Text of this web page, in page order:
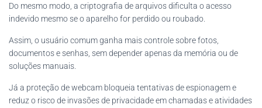
Do mesmo modo, a criptografia de arquivos dificulta o acesso
indevido mesmo se o aparelho for perdido ou roubado.
Assim, o usuário comum ganha mais controle sobre fotos,
documentos e senhas, sem depender apenas da memória ou de
soluções manuais.
Já a proteção de webcam bloqueia tentativas de espionagem e
reduz o risco de invasões de privacidade em chamadas e atividades